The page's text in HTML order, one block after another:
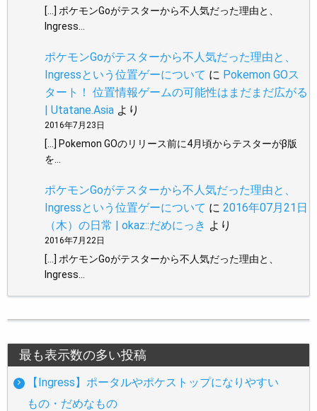
[…] ポケモンGoがテスターから不人気だった理由と、
Ingress…
ポケモンGoがテスターから不人気だった理由と、
Ingressという位置ゲーについて に Pokemon GOス
タート！ 位置情報ゲームの可能性はまだまだ広がる
| Utatane.Asia より
2016年7月23日
[…] Pokemon GOのリリース前に4月頃からテスターがβ版
を…
ポケモンGoがテスターから不人気だった理由と、
Ingressという位置ゲーについて に 2016年07月21日
（木）の日常 | okaz::だめにっき より
2016年7月22日
[…] ポケモンGoがテスターから不人気だった理由と、
Ingress…
最も表示数の多い投稿
【Ingress】ポータルやポケストップになりやすい
もの・だめなもの